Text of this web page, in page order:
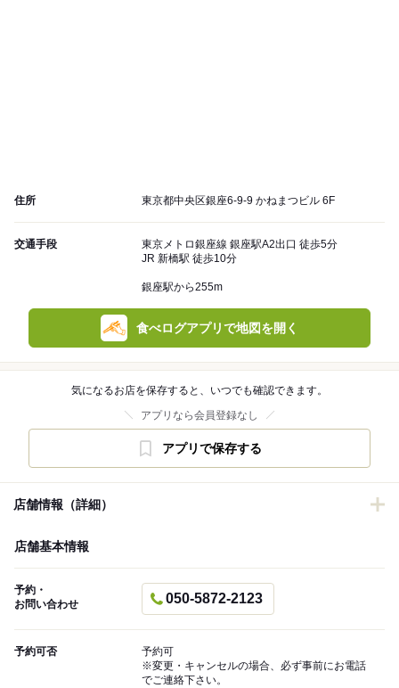
住所 東京都中央区銀座6-9-9 かねまつビル 6F
交通手段
東京メトロ銀座線 銀座駅A2出口 徒歩5分
JR 新橋駅 徒歩10分
銀座駅から255m
食べログアプリで地図を開く
気になるお店を保存すると、いつでも確認できます。
アプリなら会員登録なし
アプリで保存する
店舗情報（詳細）
店舗基本情報
予約・
お問い合わせ
050-5872-2123
予約可否
予約可
※変更・キャンセルの場合、必ず事前にお電話
でご連絡下さい。